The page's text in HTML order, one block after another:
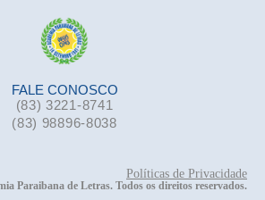
FALE CONOSCO
(83) 3221-8741
(83) 98896-8038
Políticas de Privacidade
Paraibana de Letras. Todos os direitos reservados.